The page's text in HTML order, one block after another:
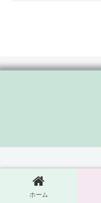
ホーム